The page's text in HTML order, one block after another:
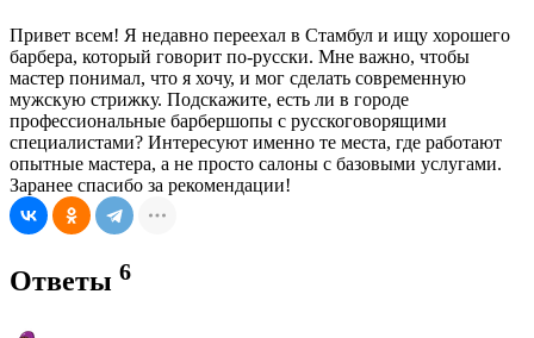
Привет всем! Я недавно переехал в Стамбул и ищу хорошего
барбера, который говорит по-русски. Мне важно, чтобы
мастер понимал, что я хочу, и мог сделать современную
мужскую стрижку. Подскажите, есть ли в городе
профессиональные барбершопы с русскоговорящими
специалистами? Интересуют именно те места, где работают
опытные мастера, а не просто салоны с базовыми услугами.
Заранее спасибо за рекомендации!
Ответы 6